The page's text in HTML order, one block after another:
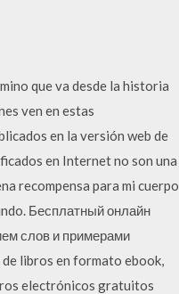
que va desde la historia
ven en estas
en la versión web de
en Internet no son una
recompensa para mi cuerpo
Бесплатный онлайн
слов и примерами
de libros en formato ebook,
electrónicos gratuitos